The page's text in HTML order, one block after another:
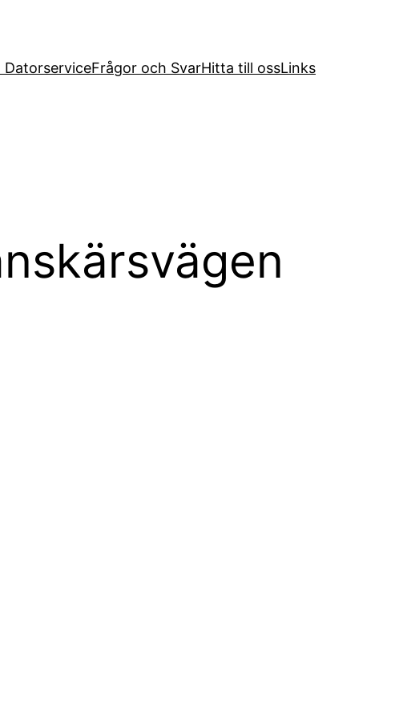
DatorserviceFrågor och SvarHitta till ossLinks